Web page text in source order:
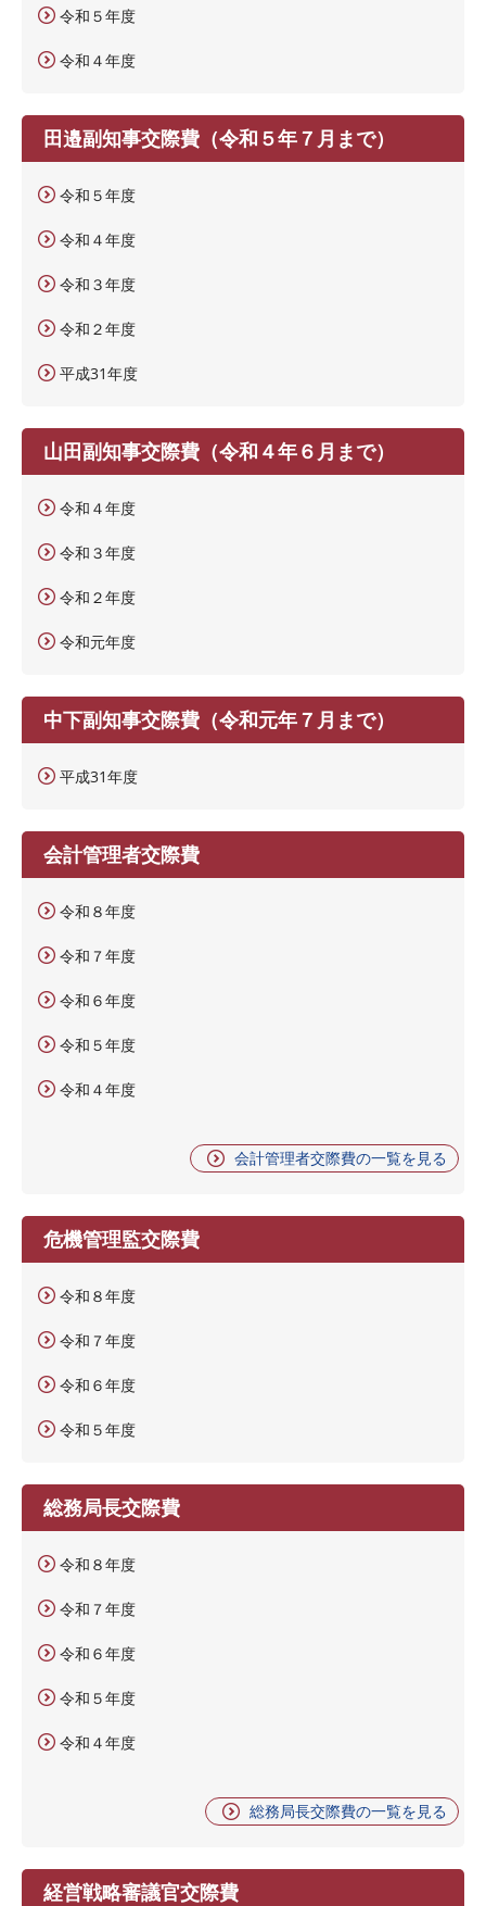
令和５年度
令和４年度
田邉副知事交際費（令和５年７月まで）
令和５年度
令和４年度
令和３年度
令和２年度
平成31年度
山田副知事交際費（令和４年６月まで）
令和４年度
令和３年度
令和２年度
令和元年度
中下副知事交際費（令和元年７月まで）
平成31年度
会計管理者交際費
令和８年度
令和７年度
令和６年度
令和５年度
令和４年度
会計管理者交際費の一覧を見る
危機管理監交際費
令和８年度
令和７年度
令和６年度
令和５年度
総務局長交際費
令和８年度
令和７年度
令和６年度
令和５年度
令和４年度
総務局長交際費の一覧を見る
経営戦略審議官交際費